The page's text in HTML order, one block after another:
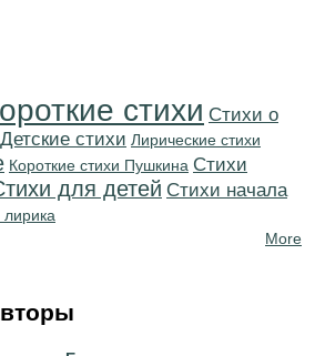
стихи Стихи о
Детские стихи Лирические стихи
Короткие стихи Пушкина Cтихи
для детей Cтихи начала
More